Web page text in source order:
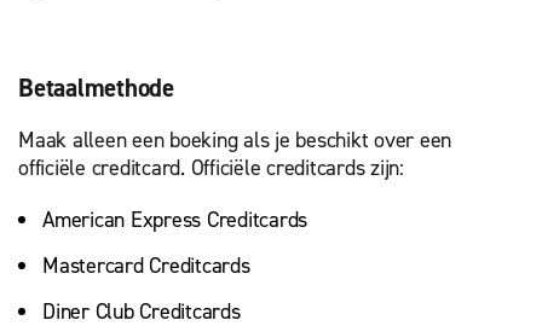
Betaalmethode
Maak alleen een boeking als je beschikt over een
officiële creditcard. Officiële creditcards zijn:
American Express Creditcards
Mastercard Creditcards
Diner Club Creditcards